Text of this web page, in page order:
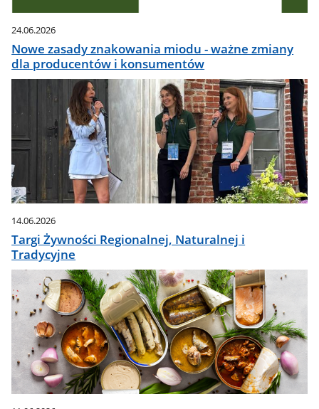
24.06.2026
Nowe zasady znakowania miodu - ważne zmiany
dla producentów i konsumentów
14.06.2026
Targi Żywności Regionalnej, Naturalnej i
Tradycyjne